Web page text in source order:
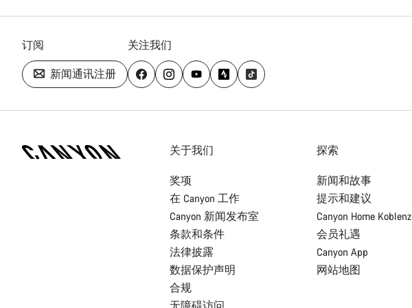
订阅
新闻通讯注册
关注我们
关于我们
奖项
在 Canyon 工作
Canyon 新闻发布室
条款和条件
法律披露
数据保护声明
合规
探索
新闻和故事
提示和建议
Canyon Home Koblenz
会员礼遇
Canyon App
网站地图